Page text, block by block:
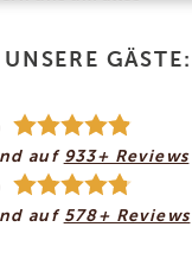
GÄSTE:
auf 933+ Reviews
auf 578+ Reviews